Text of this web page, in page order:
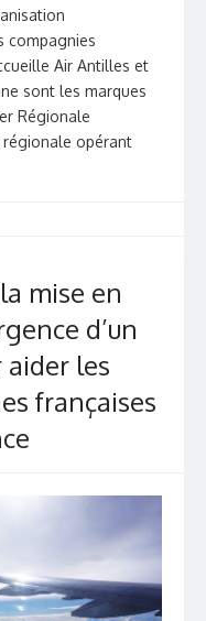
compagnies
Air Antilles et
sont les marques
Régionale
régionale opérant
mise en
d’un
aider les
françaises